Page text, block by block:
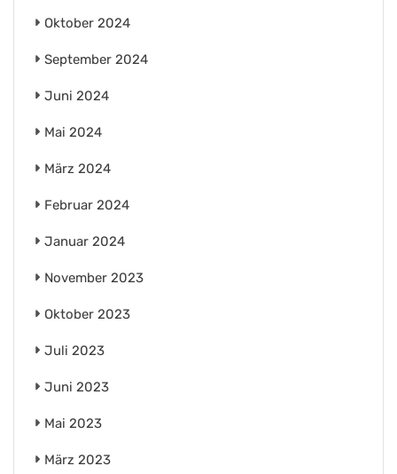
Oktober 2024
September 2024
Juni 2024
Mai 2024
März 2024
Februar 2024
Januar 2024
November 2023
Oktober 2023
Juli 2023
Juni 2023
Mai 2023
März 2023